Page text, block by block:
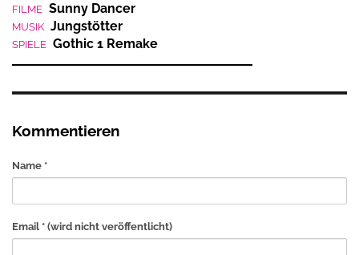
FILME Sunny Dancer
MUSIK Jungstötter
SPIELE Gothic 1 Remake
Kommentieren
Name *
Email * (wird nicht veröffentlicht)